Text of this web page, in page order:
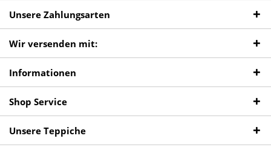
Unsere Zahlungsarten
Wir versenden mit:
Informationen
Shop Service
Unsere Teppiche